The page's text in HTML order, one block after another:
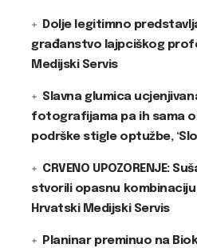
Dolje legitimno
građanstvo lajpciškog
Medijski Servis
Slavna glumica
fotografijama pa ih sama
podrške stigle optužbe,
CRVENO UPOZORENJE:
stvorili opasnu kombinaciju
Hrvatski Medijski Servis
Planinar preminuo na